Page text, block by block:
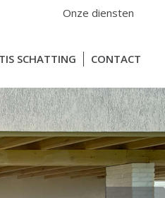
Onze diensten
SCHATTING CONTACT